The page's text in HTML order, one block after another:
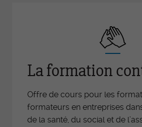
La formation
Offre de cours pour les
formateurs en entreprises
de la santé, du social et de